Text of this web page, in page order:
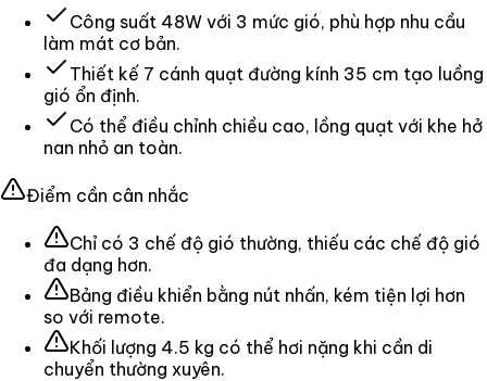
Công suất 48W với 3 mức gió, phù hợp nhu cầu
làm mát cơ bản.
Thiết kế 7 cánh quạt đường kính 35 cm tạo luồng
gió ổn định.
Có thể điều chỉnh chiều cao, lồng quạt với khe hở
nan nhỏ an toàn.
Điểm cần cân nhắc
Chỉ có 3 chế độ gió thường, thiếu các chế độ gió
đa dạng hơn.
Bảng điều khiển bằng nút nhấn, kém tiện lợi hơn
so với remote.
Khối lượng 4.5 kg có thể hơi nặng khi cần di
chuyển thường xuyên.